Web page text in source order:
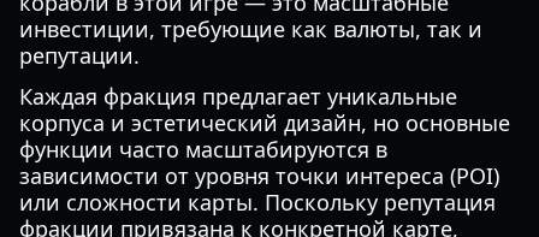
инвестиции, требующие как валюты, так и
репутации.
Каждая фракция предлагает уникальные
корпуса и эстетический дизайн, но основные
функции часто масштабируются в
зависимости от уровня точки интереса (POI)
или сложности карты. Поскольку репутация
фракции привязана к конкретной карте,